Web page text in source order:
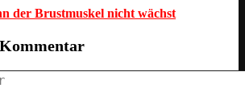
der Brustmuskel nicht wächst